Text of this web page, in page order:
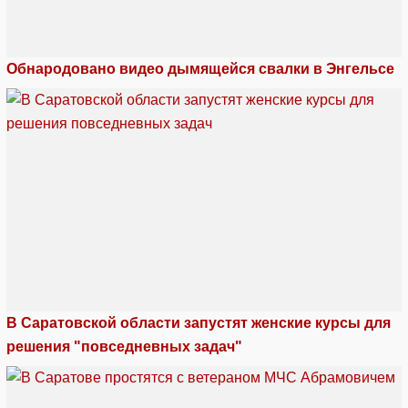
Обнародовано видео дымящейся свалки в Энгельсе
В Саратовской области запустят женские курсы для
решения "повседневных задач"